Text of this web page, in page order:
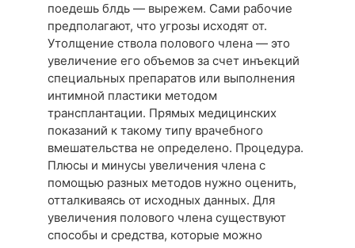
поедешь блдь — вырежем. Сами рабочие
предполагают, что угрозы исходят от.
Утолщение ствола полового члена — это
увеличение его объемов за счет инъекций
специальных препаратов или выполнения
интимной пластики методом
трансплантации. Прямых медицинских
показаний к такому типу врачебного
вмешательства не определено. Процедура.
Плюсы и минусы увеличения члена с
помощью разных методов нужно оценить,
отталкиваясь от исходных данных. Для
увеличения полового члена существуют
способы и средства, которые можно